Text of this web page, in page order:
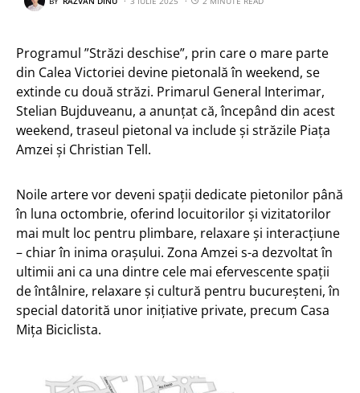
Programul ”Străzi deschise”, prin care o mare parte
din Calea Victoriei devine pietonală în weekend, se
extinde cu două străzi. Primarul General Interimar,
Stelian Bujduveanu, a anunțat că, începând din acest
weekend, traseul pietonal va include și străzile Piața
Amzei și Christian Tell.
Noile artere vor deveni spații dedicate pietonilor până
în luna octombrie, oferind locuitorilor și vizitatorilor
mai mult loc pentru plimbare, relaxare și interacțiune
– chiar în inima orașului. Zona Amzei s-a dezvoltat în
ultimii ani ca una dintre cele mai efervescente spații
de întâlnire, relaxare și cultură pentru bucureșteni, în
special datorită unor inițiative private, precum Casa
Mița Biciclista.